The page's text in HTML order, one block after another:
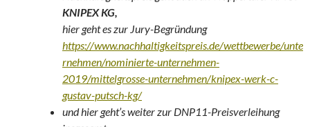
KNIPEX KG,
hier geht es zur Jury-Begründung
https://www.nachhaltigkeitspreis.de/wettbewerbe/unte
rnehmen/nominierte-unternehmen-
2019/mittelgrosse-unternehmen/knipex-werk-c-
gustav-putsch-kg/
und hier geht’s weiter zur DNP11-Preisverleihung